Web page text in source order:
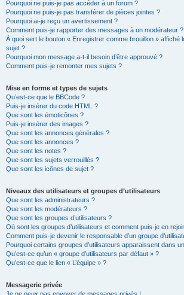
Pourquoi ne puis-je pas accéder à un forum ?
Pourquoi ne puis-je pas transférer de pièces jointes ?
Pourquoi ai-je reçu un avertissement ?
Comment puis-je rapporter des messages à un modérateur ?
À quoi sert le bouton « Enregistrer comme brouillon » affiché
sujet ?
Pourquoi mon message a-t-il besoin d’être approuvé ?
Comment puis-je remonter mes sujets ?
Mise en forme et types de sujets
Qu’est-ce que le BBCode ?
Puis-je insérer du code HTML ?
Que sont les émoticônes ?
Puis-je insérer des images ?
Que sont les annonces générales ?
Que sont les annonces ?
Que sont les notes ?
Que sont les sujets verrouillés ?
Que sont les icônes de sujet ?
Niveaux des utilisateurs et groupes d’utilisateurs
Que sont les administrateurs ?
Que sont les modérateurs ?
Que sont les groupes d’utilisateurs ?
Où sont les groupes d’utilisateurs et comment puis-je en
Comment puis-je devenir le responsable d’un groupe
Pourquoi certains groupes d’utilisateurs apparaissent dans
Qu’est-ce qu’un « groupe d’utilisateurs par défaut » ?
Qu’est-ce que le lien « L’équipe » ?
Messagerie privée